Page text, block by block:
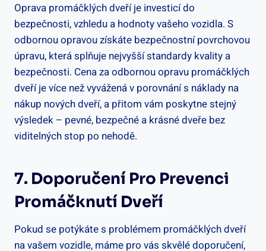
Oprava promáčklých dveří je investicí do
bezpečnosti, vzhledu a hodnoty vašeho vozidla. S
odbornou opravou získáte bezpečnostní povrchovou
úpravu, která splňuje nejvyšší standardy kvality a
bezpečnosti. Cena za odbornou opravu promáčklých
dveří je více než vyvážená v porovnání s náklady na
nákup nových dveří, a přitom vám poskytne stejný
výsledek – pevné, bezpečné a krásné dveře bez
viditelných stop po nehodě.
7. Doporučení Pro Prevenci
Promáčknutí Dveří
Pokud se potýkáte s problémem promáčklých dveří
na vašem vozidle, máme pro vás skvělé doporučení,